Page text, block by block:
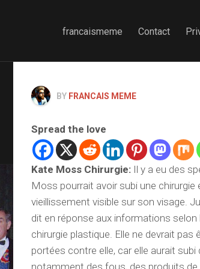
francaismeme Contact
BY FRANCAIS MEME
Spread the love
Kate Moss Chirurgie: Il y a eu des
Moss pourrait avoir subi une
vieillissement visible sur son visage.
dit en réponse aux informations selon
chirurgie plastique. Elle ne devrait
portées contre elle, car elle aurait
notamment des fous, des produits